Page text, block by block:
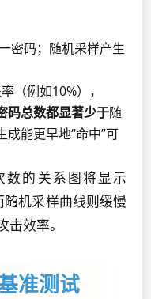
密码；随机采样产生
（例如10%），
码总数都显著少于随
成能更早地“命中”可
数的关系图将显示
随机采样曲线则缓慢
效率。
准测试